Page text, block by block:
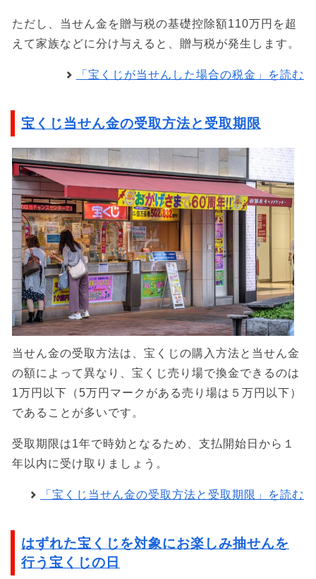
ただし、当せん金を贈与税の基礎控除額110万円を超
えて家族などに分け与えると、贈与税が発生します。
「宝くじが当せんした場合の税金」を読む
宝くじ当せん金の受取方法と受取期限
当せん金の受取方法は、宝くじの購入方法と当せん金
の額によって異なり、宝くじ売り場で換金できるのは
1万円以下（5万円マークがある売り場は５万円以下）
であることが多いです。
受取期限は1年で時効となるため、支払開始日から１
年以内に受け取りましょう。
「宝くじ当せん金の受取方法と受取期限」を読む
はずれた宝くじを対象にお楽しみ抽せんを
行う宝くじの日